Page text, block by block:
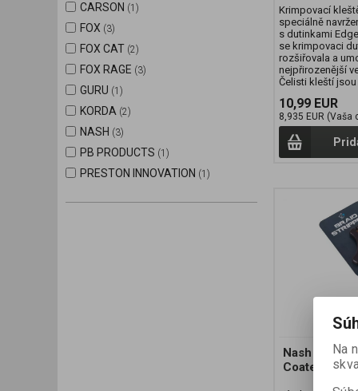
CARSON (1)
FOX (3)
FOX CAT (2)
FOX RAGE (3)
GURU (1)
KORDA (2)
NASH (3)
PB PRODUCTS (1)
PRESTON INNOVATION (1)
Krimpovací
speciálně
s dutinkami
se krimpovaci
rozšiřovala a
nejpřirozenější
Čelisti kleští jsou
10,99 EUR
8,935 EUR (Vaša
Nash
Coated
Na